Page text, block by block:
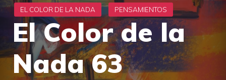
El Color de la
Nada 63